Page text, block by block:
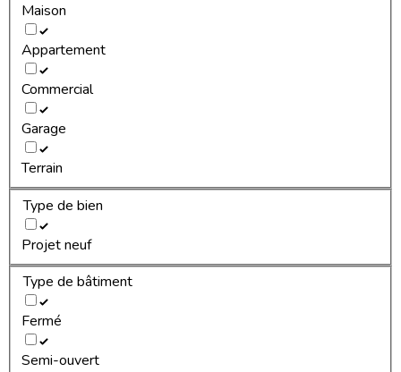
Maison
Appartement
Commercial
Garage
Terrain
Type de bien
Projet neuf
Type de bâtiment
Fermé
Semi-ouvert